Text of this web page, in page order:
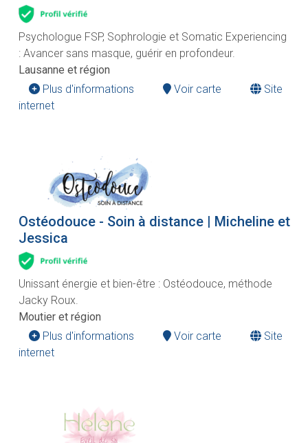
Psychologue FSP, Sophrologie et Somatic Experiencing
: Avancer sans masque, guérir en profondeur.
Lausanne et région
Plus d'informations
Voir carte
Site
internet
Ostéodouce - Soin à distance | Micheline et
Jessica
Unissant énergie et bien-être : Ostéodouce, méthode
Jacky Roux.
Moutier et région
Plus d'informations
Voir carte
Site
internet